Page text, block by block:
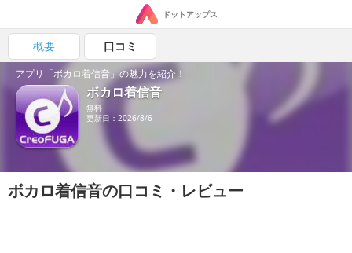
ドットアップス
概要 口コミ
アプリ「ボカロ着信音」の魅力を紹介！
ボカロ着信音
無料
更新日：2026/8/6
ボカロ着信音の口コミ・レビュー